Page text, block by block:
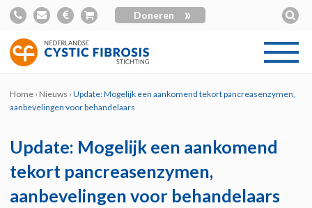
Doneren »
Home › Nieuws ›Update: Mogelijk een aankomend tekort pancreasenzymen,
aanbevelingen voor behandelaars
Update: Mogelijk een aankomend
tekort pancreasenzymen,
aanbevelingen voor behandelaars